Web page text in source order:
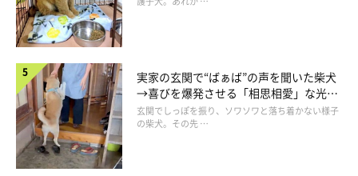
実家の玄関で“ばぁば”の声を聞いた柴犬
→喜びを爆発させる「相思相愛」な光景
にほっこり
玄関でしっぽを振り、ソワソワと落ち着かない様子
の柴犬。その先 …